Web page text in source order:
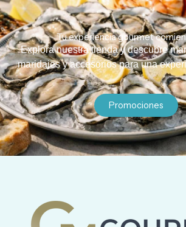
Tu experiencia gourmet
Explora nuestra tienda y descubre
maridajes y accesorios para una
Promociones